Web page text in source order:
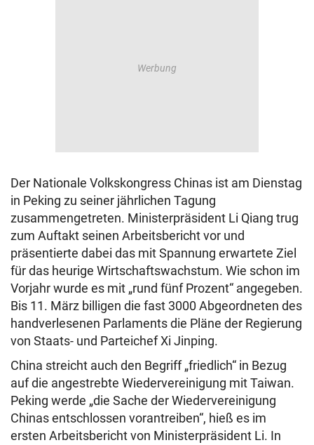
Der Nationale Volkskongress Chinas ist am Dienstag
in Peking zu seiner jährlichen Tagung
zusammengetreten. Ministerpräsident Li Qiang trug
zum Auftakt seinen Arbeitsbericht vor und
präsentierte dabei das mit Spannung erwartete Ziel
für das heurige Wirtschaftswachstum. Wie schon im
Vorjahr wurde es mit „rund fünf Prozent“ angegeben.
Bis 11. März billigen die fast 3000 Abgeordneten des
handverlesenen Parlaments die Pläne der Regierung
von Staats- und Parteichef Xi Jinping.
China streicht auch den Begriff „friedlich“ in Bezug
auf die angestrebte Wiedervereinigung mit Taiwan.
Peking werde „die Sache der Wiedervereinigung
Chinas entschlossen vorantreiben“, hieß es im
ersten Arbeitsbericht von Ministerpräsident Li. In